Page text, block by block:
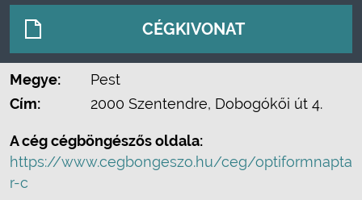
CÉGKIVONAT
Megye:
Pest
Cím:
2000 Szentendre, Dobogókői út 4.
A cég cégböngészős oldala:
https://www.cegbongeszo.hu/ceg/optiformnapta
r-c